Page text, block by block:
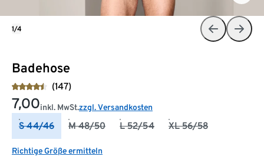
Badehose
(147)
7,00inkl. MwSt.zzgl. Versandkosten
S 44/46 M 48/50 L 52/54 XL 56/58
Richtige Größe ermitteln
1/4